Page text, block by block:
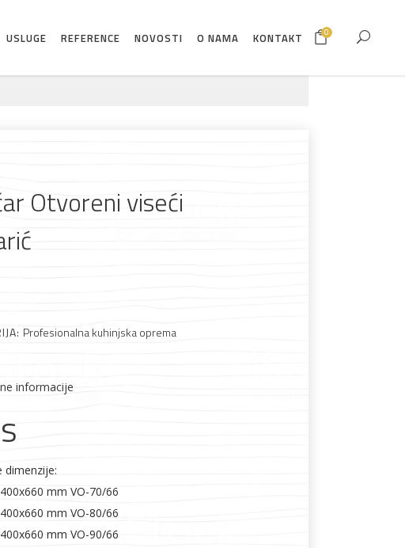
USLUGE REFERENCE NOVOSTI O NAMA KONTAKT 0
Otvoreni viseći
Profesionalna kuhinjska oprema
informacije
dimenzije:
mm VO-70/66
mm VO-80/66
mm VO-90/66